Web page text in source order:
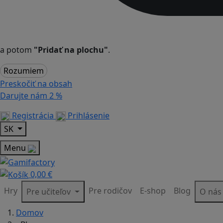
a potom "Pridať na plochu".
Rozumiem
Preskočiť na obsah
Darujte nám 2 %
Registrácia
Prihlásenie
SK
Menu
0,00 €
Hry
Pre učiteľov Pre rodičov E-shop Blog
O nás
Domov